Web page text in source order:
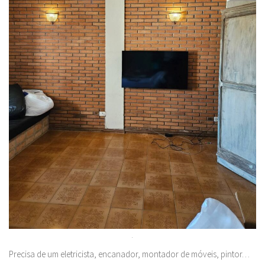
.
Precisa de um eletricista, encanador, montador de móveis, pintor…